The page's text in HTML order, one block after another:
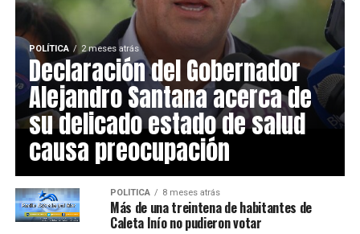
POLÍTICA 2 meses atrás
Declaración del Gobernador
Alejandro Santana acerca de
su delicado estado de salud
causa preocupación
POLÍTICA 8 meses atrás
Más de una treintena de habitantes de
Caleta Inío no pudieron votar